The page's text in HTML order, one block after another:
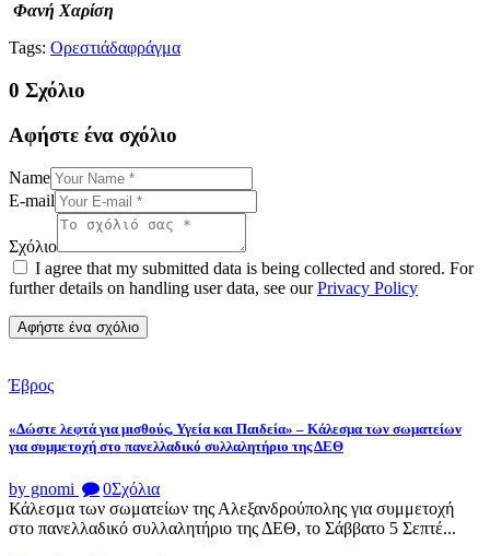
Φανή Χαρίση
Tags: Ορεστιάδαφράγμα
0 Σχόλιο
Αφήστε ένα σχόλιο
Name
E-mail
Σχόλιο
I agree that my submitted data is being collected and stored. For
further details on handling user data, see ourPrivacy Policy
Έβρος
«Δώστε λεφτά για μισθούς, Υγεία και Παιδεία» – Κάλεσμα των σωματείων
για συμμετοχή στο πανελλαδικό συλλαλητήριο της ΔΕΘ
by gnomi 0Σχόλια
Κάλεσμα των σωματείων της Αλεξανδρούπολης για συμμετοχή
στο πανελλαδικό συλλαλητήριο της ΔΕΘ, το Σάββατο 5 Σεπτέ...